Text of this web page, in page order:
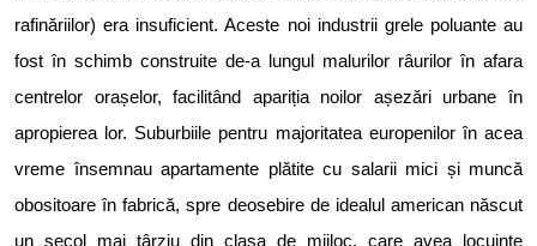
rafinăriilor) era insuficient. Aceste noi industrii grele poluante au
fost în schimb construite de-a lungul malurilor râurilor în afara
centrelor orașelor, facilitând apariția noilor așezări urbane în
apropierea lor. Suburbiile pentru majoritatea europenilor în acea
vreme însemnau apartamente plătite cu salarii mici și muncă
obositoare în fabrică, spre deosebire de idealul american născut
un secol mai târziu din clasa de mijloc, care avea locuințe